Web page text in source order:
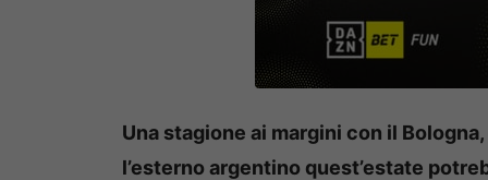
Una stagione ai margini con il
l’esterno argentino quest’estate